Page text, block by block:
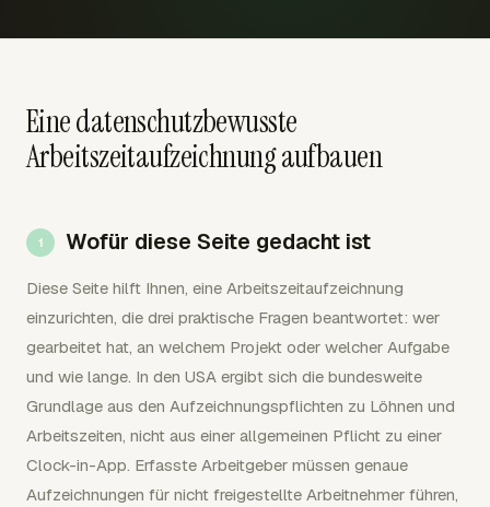
Eine datenschutzbewusste
Arbeitszeitaufzeichnung aufbauen
Wofür diese Seite gedacht ist
Diese Seite hilft Ihnen, eine Arbeitszeitaufzeichnung
einzurichten, die drei praktische Fragen beantwortet: wer
gearbeitet hat, an welchem Projekt oder welcher Aufgabe
und wie lange. In den USA ergibt sich die bundesweite
Grundlage aus den Aufzeichnungspflichten zu Löhnen und
Arbeitszeiten, nicht aus einer allgemeinen Pflicht zu einer
Clock-in-App. Erfasste Arbeitgeber müssen genaue
Aufzeichnungen für nicht freigestellte Arbeitnehmer führen,